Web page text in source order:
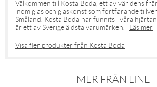
Välkommen till Kosta Boda, ett av världens
inom glas och glaskonst som fortfarande
Småland. Kosta Boda har funnits i våra
är ett av Sverige äldsta varumärken. Läs mer
Visa fler produkter från Kosta Boda
MER FRÅN LINE